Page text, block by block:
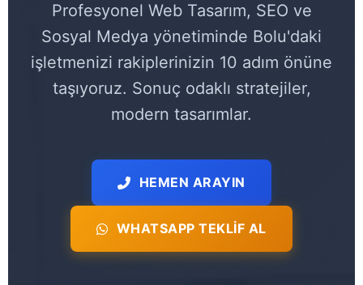
Profesyonel Web Tasarım, SEO ve
Sosyal Medya yönetiminde Bolu'daki
işletmenizi rakiplerinizin 10 adım önüne
taşıyoruz. Sonuç odaklı stratejiler,
modern tasarımlar.
HEMEN ARAYIN
WHATSAPP TEKLIF AL